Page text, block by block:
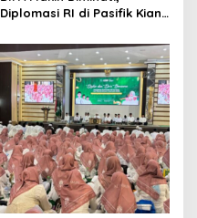
Diplomasi RI di Pasifik Kian